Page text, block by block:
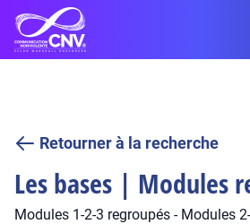
Retourner à la recherche
Les bases | Modules
Modules 1-2-3 regroupés - Modules